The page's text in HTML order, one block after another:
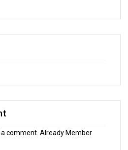
comment. Already Member